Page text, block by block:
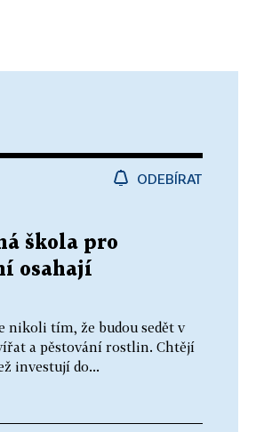
ODEBÍRAT
škola pro
osahají
nikoli tím, že budou sedět v
a pěstování rostlin. Chtějí
investují do...